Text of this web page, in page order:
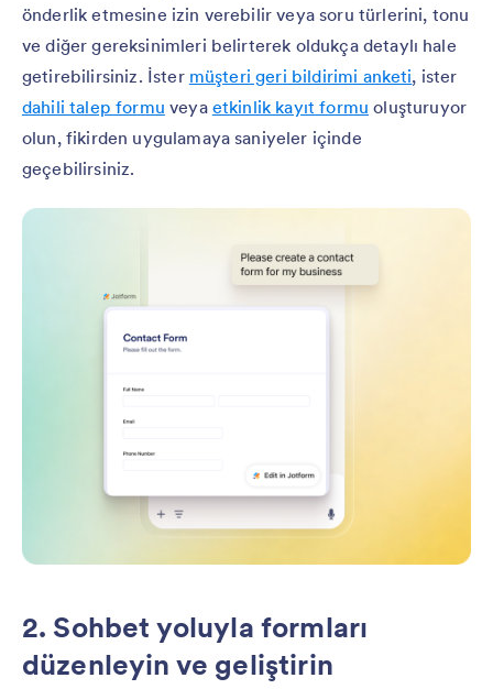
önderlik etmesine izin verebilir veya soru türlerini, tonu
ve diğer gereksinimleri belirterek oldukça detaylı hale
getirebilirsiniz. İster müşteri geri bildirimi anketi, ister
dahili talep formu veya etkinlik kayıt formu oluşturuyor
olun, fikirden uygulamaya saniyeler içinde
geçebilirsiniz.
2. Sohbet yoluyla formları
düzenleyin ve geliştirin